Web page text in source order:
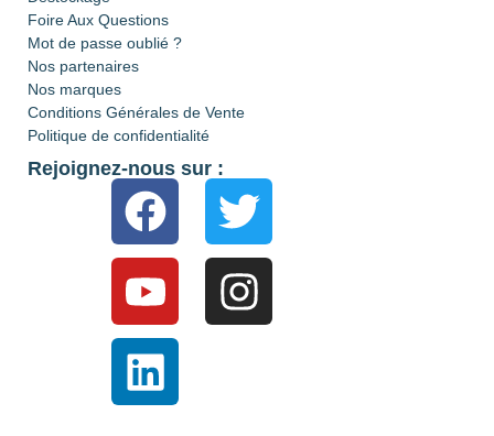
Foire Aux Questions
Mot de passe oublié ?
Nos partenaires
Nos marques
Conditions Générales de Vente
Politique de confidentialité
Rejoignez-nous sur :